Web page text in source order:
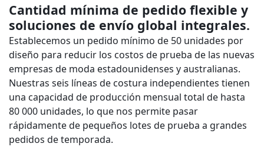
Cantidad mínima de pedido flexible y
soluciones de envío global integrales.
Establecemos un pedido mínimo de 50 unidades por
diseño para reducir los costos de prueba de las nuevas
empresas de moda estadounidenses y australianas.
Nuestras seis líneas de costura independientes tienen
una capacidad de producción mensual total de hasta
80 000 unidades, lo que nos permite pasar
rápidamente de pequeños lotes de prueba a grandes
pedidos de temporada.